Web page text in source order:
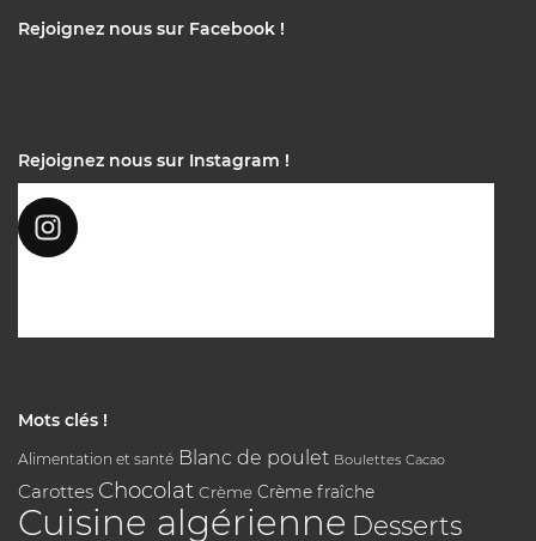
Rejoignez nous sur Facebook !
Rejoignez nous sur Instagram !
Mots clés !
Alimentation et santé Blanc de poulet Boulettes Cacao
Carottes Chocolat Crème Crème fraîche
Cuisine algérienne Desserts